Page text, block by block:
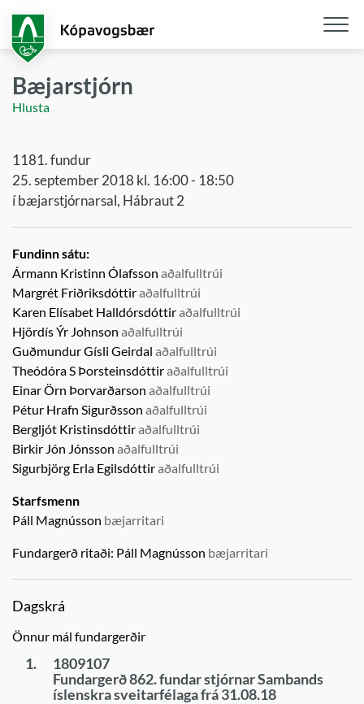
aðalefni
Bæjarstjórn
Hlusta
1181. fundur
25. september 2018 kl. 16:00 - 18:50
í bæjarstjórnarsal, Hábraut 2
Fundinn sátu:
Ármann Kristinn Ólafsson aðalfulltrúi
Margrét Friðriksdóttiraðalfulltrúi
Karen Elísabet Halldórsdóttiraðalfulltrúi
Hjördís Ýr Johnson aðalfulltrúi
Guðmundur Gísli Geirdal aðalfulltrúi
Theódóra S Þorsteinsdóttiraðalfulltrúi
Einar Örn Þorvarðarson aðalfulltrúi
Pétur Hrafn Sigurðsson aðalfulltrúi
Bergljót Kristinsdóttiraðalfulltrúi
Birkir Jón Jónsson aðalfulltrúi
Sigurbjörg Erla Egilsdóttiraðalfulltrúi
Starfsmenn
Páll Magnússon bæjarritari
Fundargerð ritaði: Páll Magnússon bæjarritari
Dagskrá
Önnur mál fundargerðir
1.
1809107
Fundargerð 862. fundar stjórnar Sambands
íslenskra sveitarfélaga frá 31.08.18
Opna